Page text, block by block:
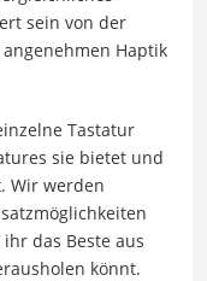
sein von der
Haptik
Tastatur
sie bietet und
Wir werden
das Beste aus
könnt.